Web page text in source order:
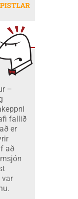
þáboðið
átta
í
úr
á
er
frá
–
fallið
er
að
var